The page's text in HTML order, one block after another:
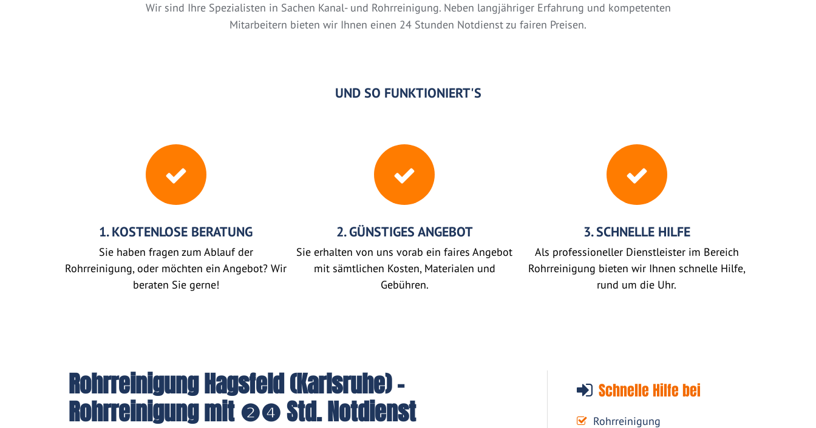
Wir sind Ihre Spezialisten in Sachen Kanal- und Rohrreinigung. Neben langjähriger Erfahrung und kompetenten
Mitarbeitern bieten wir Ihnen einen 24 Stunden Notdienst zu fairen Preisen.
UND SO FUNKTIONIERT'S
1. KOSTENLOSE BERATUNG
Sie haben fragen zum Ablauf der
Rohrreinigung, oder möchten ein Angebot? Wir
beraten Sie gerne!
2. GÜNSTIGES ANGEBOT
Sie erhalten von uns vorab ein faires Angebot
mit sämtlichen Kosten, Materialen und
Gebühren.
3. SCHNELLE HILFE
Als professioneller Dienstleister im Bereich
Rohrreinigung bieten wir Ihnen schnelle Hilfe,
rund um die Uhr.
Schnelle Hilfe bei
Rohrreinigung
Rohrreinigung Hagsfeld (Karlsruhe) -
Rohrreinigung mit ❷❹ Std. Notdienst